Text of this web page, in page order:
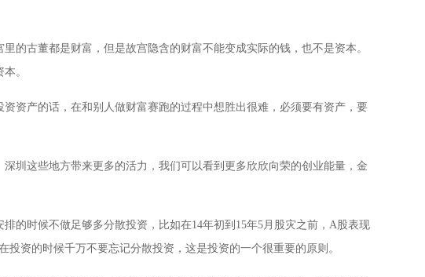
的古董都是财富，但是故宫隐含的财富不能变成实际的钱，也不是资本。
。
资产的话，在和别人做财富赛跑的过程中想胜出很难，必须要有资产，要
圳这些地方带来更多的活力，我们可以看到更多欣欣向荣的创业能量，金
的时候不做足够多分散投资，比如在14年初到15年5月股灾之前，A股表现
资的时候千万不要忘记分散投资，这是投资的一个很重要的原则。